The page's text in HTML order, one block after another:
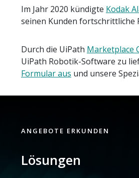
Im Jahr 2020 kündigte Kodak
seinen Kunden fortschrittliche
Durch die UiPath Marketplace
UiPath Robotik-Software zu
Formular aus und unsere
ANGEBOTE ERKUNDEN
Lösungen